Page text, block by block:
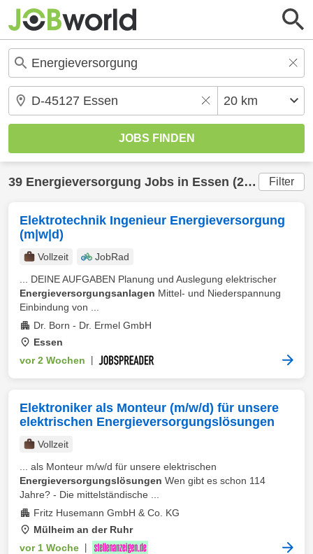
39 Energieversorgung Jobs in Essen (20 km) gefunden Filter
Elektrotechnik Ingenieur Energieversorgung
(m|w|d)
Vollzeit
JobRad
... DEINE AUFGABEN Planung und Auslegung elektrischer
Energieversorgungsanlagen Mittel‑ und Niederspannung
Einbindung von ...
Dr. Born - Dr. Ermel GmbH
Essen
vor 2 Wochen
Elektroniker als Monteur (m/w/d) für unsere
elektrischen Energieversorgungslösungen
Vollzeit
... als Monteur m/w/d für unsere elektrischen
Energieversorgungslösungen Wen gibt es schon 114
Jahre? - Die mittelständische ...
Fritz Husemann GmbH & Co. KG
Mülheim an der Ruhr
vor 1 Woche